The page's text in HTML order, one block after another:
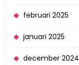
februari 2025
januari 2025
december 2024